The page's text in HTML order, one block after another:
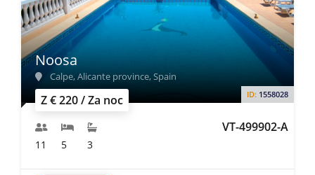
Z € 220 / Za noc ID: 1558028
VT-499902-A
Noosa
Calpe, Alicante province, Spain
11 5 3